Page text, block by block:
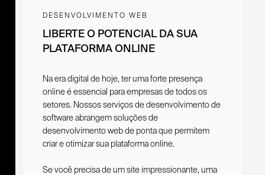
DESENVOLVIMENTO WEB
LIBERTE O POTENCIAL DA SUA
PLATAFORMA ONLINE
Na era digital de hoje, ter uma forte presença
online é essencial para empresas de todos os
setores. Nossos serviços de desenvolvimento de
software abrangem soluções de
desenvolvimento web de ponta que permitem
criar e otimizar sua plataforma online.
Se você precisa de um site impressionante, uma